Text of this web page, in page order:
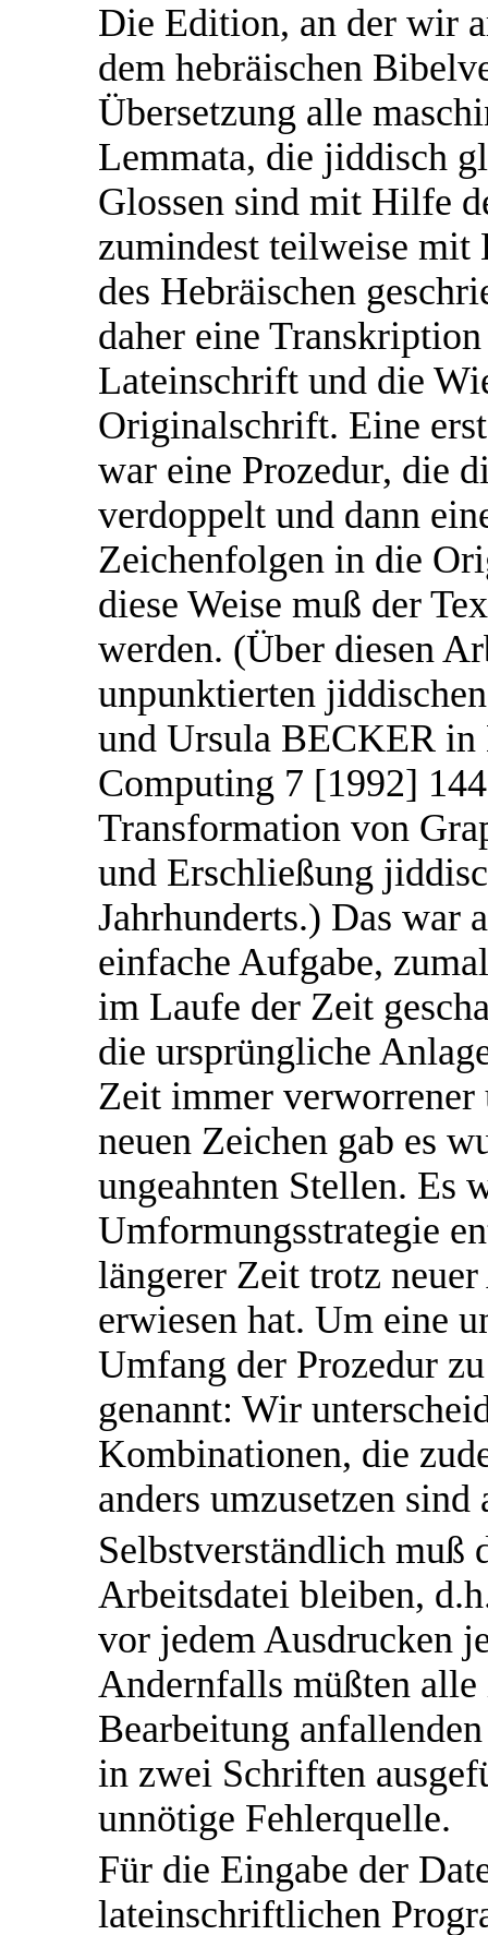
Die Edition, an der wir
dem hebräischen
Übersetzung alle
Lemmata, die jiddisch
Glossen sind mit Hilfe
zumindest teilweise mit
des Hebräischen
daher eine
Lateinschrift und die
Originalschrift. Eine
war eine Prozedur, die
verdoppelt und dann
Zeichenfolgen in die
diese Weise muß der
werden. (Über diesen
unpunktierten
und Ursula BECKER
Computing 7 [1992]
Transformation von
und Erschließung
Jahrhunderts.) Das war
einfache Aufgabe,
im Laufe der Zeit
die ursprüngliche
Zeit immer
neuen Zeichen gab es
ungeahnten Stellen. Es
Umformungsstrategie
längerer Zeit trotz
erwiesen hat. Um eine
Umfang der Prozedur
genannt: Wir
Kombinationen, die
anders umzusetzen
Selbstverständlich muß
Arbeitsdatei bleiben,
vor jedem Ausdrucken
Andernfalls müßten
Bearbeitung
in zwei Schriften
unnötige Fehlerquelle.
Für die Eingabe der
lateinschriftlichen